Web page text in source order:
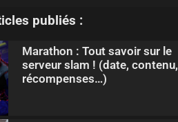
publiés :
Marathon : Tout savoir sur le
serveur slam ! (date, contenu,
récompenses…)